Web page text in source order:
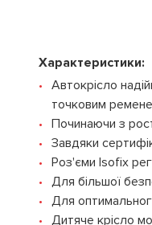
Характеристики:
Автокрісло
точковим
Починаючи з
Завдяки
Роз'єми Isofix
Для більшої
Для
Дитяче крісло